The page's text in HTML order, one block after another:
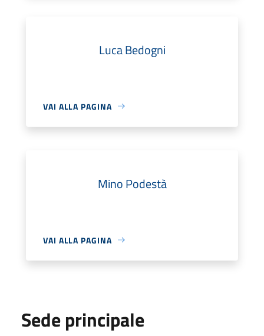
Luca Bedogni
VAI ALLA PAGINA
Mino Podestà
VAI ALLA PAGINA
Sede principale